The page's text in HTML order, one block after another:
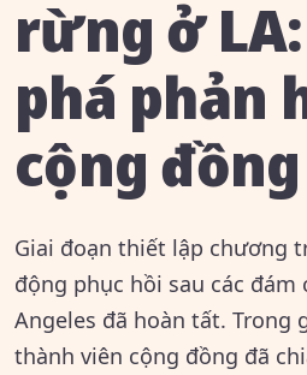
rừng ở
phá phản
cộng đồng
Giai đoạn thiết lập chương
động phục hồi sau các đám
Angeles đã hoàn tất. Trong
thành viên cộng đồng đã